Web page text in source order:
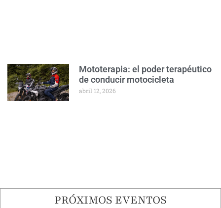
Mototerapia: el poder terapéutico
de conducir motocicleta
abril 12, 2026
PRÓXIMOS EVENTOS